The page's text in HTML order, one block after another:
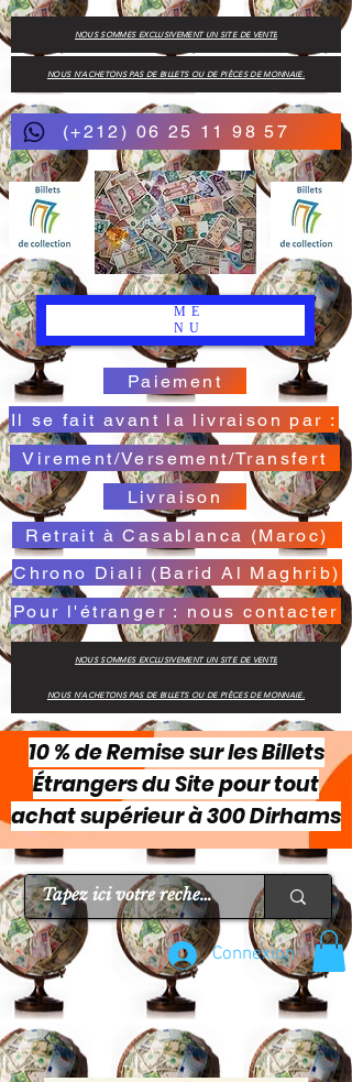
(+212) 06 25 11 98 57
ME
NU
Paiement
Virement/Versement/Transfert
Livraison
Retrait à Casablanca (Maroc)
Il se fait avant la livraison par :
Chrono Diali (Barid Al Maghrib)
NOUS N'ACHETONS PAS DE BILLETS OU DE PIÈCES DE MONNAIE.
NOUS SOMMES EXCLUSIVEMENT UN SITE DE VENTE
Pour l'étranger : nous contacter
NOUS SOMMES EXCLUSIVEMENT UN SITE DE VENTE
NOUS N'ACHETONS PAS DE BILLETS OU DE PIÈCES DE MONNAIE.
10 % de Remise sur les Billets
Étrangers du Site pour tout
achat supérieur à 300 Dirhams
Connexion